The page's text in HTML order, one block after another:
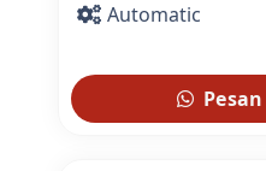
Automatic